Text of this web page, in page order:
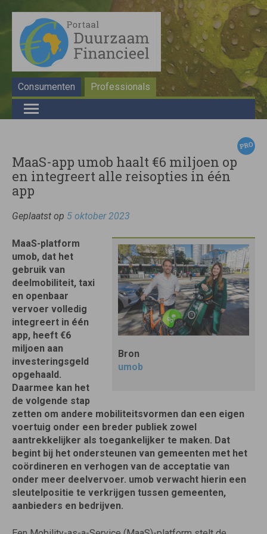
Consumenten Professionals
MaaS-app umob haalt €6 miljoen op
en integreert alle reisopties in één
app
Geplaatst op 5 oktober 2023
Bron
umob
MaaS-platform
umob, dat het
gebruik van
deelmobiliteit, taxi
en openbaar
vervoer volledig
integreert in één
app, heeft €6
miljoen aan
investeringsgeld
opgehaald.
Daarmee kan het
de volgende stap
zetten om andere mobiliteitsvormen dan een eigen
voertuig onder een breder publiek zowel
aantrekkelijker als toegankelijker te maken. Dat
begint bij het ondersteunen van gemeenten met het
coördineren en verhogen van de acceptatie van
onder meer deelvervoer. umob verwacht hierin een
sleutelpositie te verkrijgen tussen gemeenten,
aanbieders en bedrijven.